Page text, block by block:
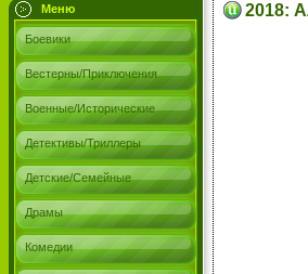
Меню
Боевики
Вестерны/Приключения
Военные/Исторические
Детективы/Триллеры
Детские/Семейные
Драмы
Комедии
2018: